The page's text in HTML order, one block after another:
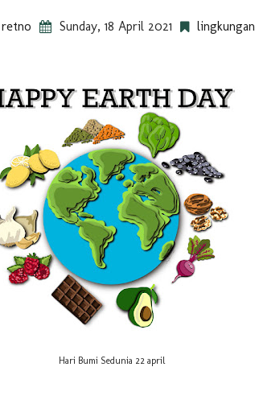
Sunday, 18 April 2021 lingkungan
Hari Bumi Sedunia 22 april